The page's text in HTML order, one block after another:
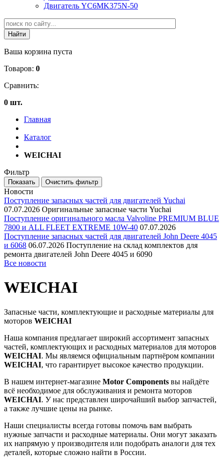
Двигатель YC6MK375N-50
Ваша корзина пуста
Товаров: 0
Сравнить:
0 шт.
Главная
Каталог
WEICHAI
Фильтр
Новости
Поступление запасных частей для двигателей Yuchai
07.07.2026 Оригинальные запасные части Yuchai
Поступление оригинального масла Valvoline PREMIUM BLUE
7800 и ALL FLEET EXTREME 10W-40 07.07.2026
Поступление запасных частей для двигателей John Deere 4045
и 6068 06.07.2026 Поступление на склад комплектов для
ремонта двигателей John Deere 4045 и 6090
Все новости
WEICHAI
Запасные части, комплектующие и расходные материалы для
моторов WEICHAI
Наша компания предлагает широкий ассортимент запасных
частей, комплектующих и расходных материалов для моторов
WEICHAI. Мы являемся официальным партнёром компании
WEICHAI, что гарантирует высокое качество продукции.
В нашем интернет-магазине Motor Components вы найдёте
всё необходимое для обслуживания и ремонта моторов
WEICHAI. У нас представлен широчайший выбор запчастей,
а также лучшие цены на рынке.
Наши специалисты всегда готовы помочь вам выбрать
нужные запчасти и расходные материалы. Они могут заказать
их напрямую у производителя или подобрать аналоги для тех
деталей, которые сложно найти в России.